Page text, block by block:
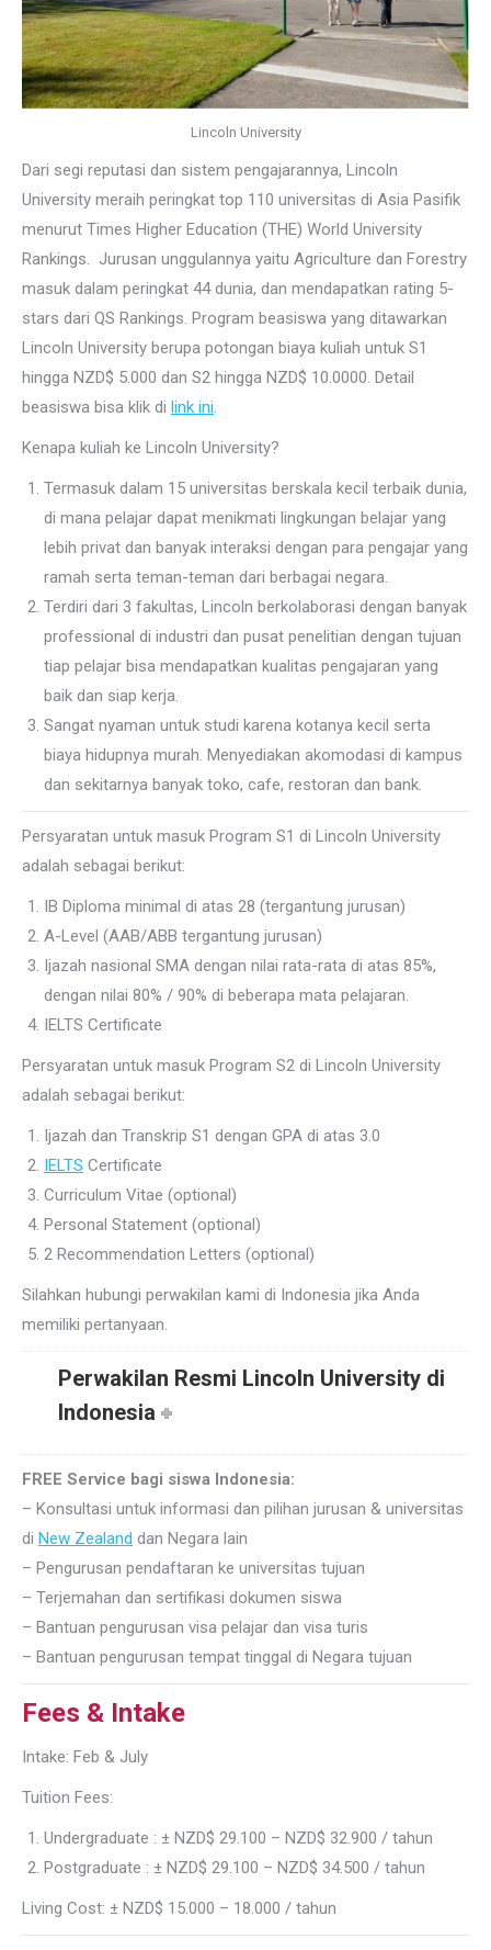
Lincoln University
Dari segi reputasi dan sistem pengajarannya, Lincoln
University meraih peringkat top 110 universitas di Asia Pasifik
menurut Times Higher Education (THE) World University
Rankings. Jurusan unggulannya yaitu Agriculture dan Forestry
masuk dalam peringkat 44 dunia, dan mendapatkan rating 5-
stars dari QS Rankings. Program beasiswa yang ditawarkan
Lincoln University berupa potongan biaya kuliah untuk S1
hingga NZD$ 5.000 dan S2 hingga NZD$ 10.0000. Detail
beasiswa bisa klik di link ini.
Kenapa kuliah ke Lincoln University?
Termasuk dalam 15 universitas berskala kecil terbaik dunia,
di mana pelajar dapat menikmati lingkungan belajar yang
lebih privat dan banyak interaksi dengan para pengajar yang
ramah serta teman-teman dari berbagai negara.
Terdiri dari 3 fakultas, Lincoln berkolaborasi dengan banyak
professional di industri dan pusat penelitian dengan tujuan
tiap pelajar bisa mendapatkan kualitas pengajaran yang
baik dan siap kerja.
Sangat nyaman untuk studi karena kotanya kecil serta
biaya hidupnya murah. Menyediakan akomodasi di kampus
dan sekitarnya banyak toko, cafe, restoran dan bank.
Persyaratan untuk masuk Program S1 di Lincoln University
adalah sebagai berikut:
IB Diploma minimal di atas 28 (tergantung jurusan)
A-Level (AAB/ABB tergantung jurusan)
Ijazah nasional SMA dengan nilai rata-rata di atas 85%,
dengan nilai 80% / 90% di beberapa mata pelajaran.
IELTS Certificate
Persyaratan untuk masuk Program S2 di Lincoln University
adalah sebagai berikut:
Ijazah dan Transkrip S1 dengan GPA di atas 3.0
IELTS Certificate
Curriculum Vitae (optional)
Personal Statement (optional)
2 Recommendation Letters (optional)
Silahkan hubungi perwakilan kami di Indonesia jika Anda
memiliki pertanyaan.
Perwakilan Resmi Lincoln University di
Indonesia
FREE Service bagi siswa Indonesia:
– Konsultasi untuk informasi dan pilihan jurusan & universitas
di New Zealand dan Negara lain
– Pengurusan pendaftaran ke universitas tujuan
– Terjemahan dan sertifikasi dokumen siswa
– Bantuan pengurusan visa pelajar dan visa turis
– Bantuan pengurusan tempat tinggal di Negara tujuan
Fees & Intake
Intake: Feb & July
Tuition Fees:
Undergraduate : ± NZD$ 29.100 – NZD$ 32.900 / tahun
Postgraduate : ± NZD$ 29.100 – NZD$ 34.500 / tahun
Living Cost: ± NZD$ 15.000 – 18.000 / tahun